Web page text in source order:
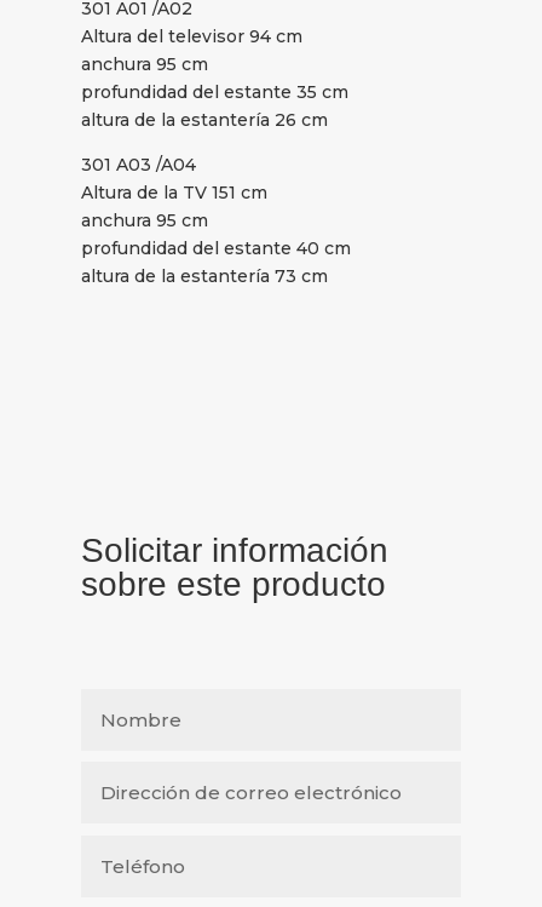
301 A01 /A02
Altura del televisor 94 cm
anchura 95 cm
profundidad del estante 35 cm
altura de la estantería 26 cm
301 A03 /A04
Altura de la TV 151 cm
anchura 95 cm
profundidad del estante 40 cm
altura de la estantería 73 cm
Solicitar información
sobre este producto